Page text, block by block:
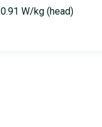
0.91 W/kg (head)